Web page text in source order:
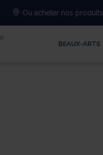
Où acheter nos produits
BEAUX-ARTS